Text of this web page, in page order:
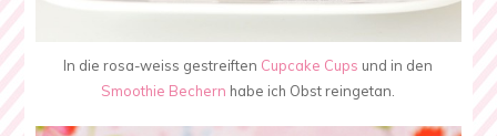
In die rosa-weiss gestreiften Cupcake Cups und in den
Smoothie Bechern habe ich Obst reingetan.